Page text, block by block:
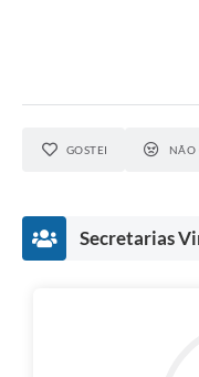
GOSTEI NÃO
Secretarias